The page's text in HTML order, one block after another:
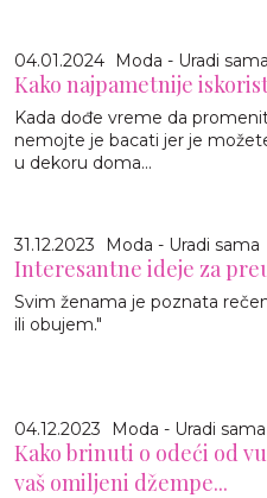
04.01.2024 Moda - Uradi sama
Kako najpametnije
Kada dođe vreme da
nemojte je bacati jer je
u dekoru doma...
31.12.2023 Moda - Uradi sama
Interesantne ideje za
Svim ženama je poznata
ili obujem."
04.12.2023 Moda - Uradi sama
Kako brinuti o odeći od
vaš omiljeni džempe...